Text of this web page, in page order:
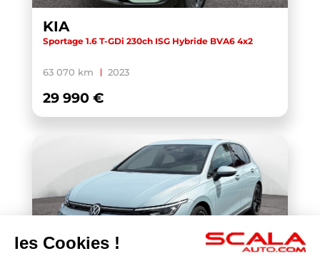
KIA
Sportage 1.6 T-GDi 230ch ISG Hybride BVA6 4x2
63 070 km 2023
29 990 €
les Cookies !